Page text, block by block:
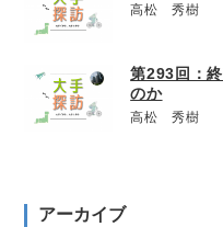
高松 秀樹
第293回：
のか
高松 秀樹
アーカイブ